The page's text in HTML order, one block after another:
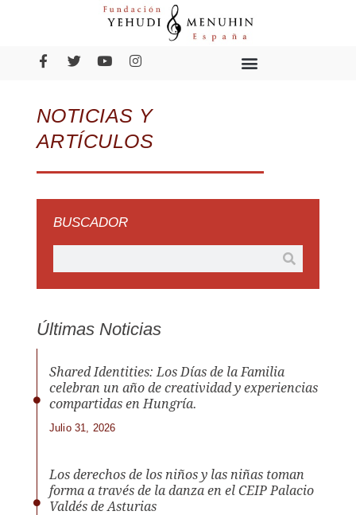
NOTICIAS Y
ARTÍCULOS
BUSCADOR
Últimas Noticias
Shared Identities: Los Días de la Familia
celebran un año de creatividad y experiencias
compartidas en Hungría.
Julio 31, 2026
Los derechos de los niños y las niñas toman
forma a través de la danza en el CEIP Palacio
Valdés de Asturias